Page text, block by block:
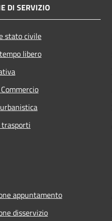
DI SERVIZIO
stato civile
libero
appuntamento
disservizio